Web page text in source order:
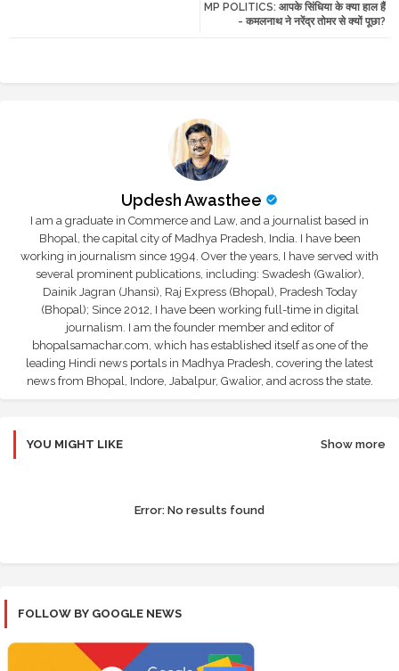
ats
MP POLITICS: आपके सिंधिया के क्या हाल हैं
- कमलनाथ ने नरेंद्र तोमर से क्यों पूछा?
Updesh Awasthee
I am a graduate in Commerce and Law, and a journalist based in
Bhopal, the capital city of Madhya Pradesh, India. I have been
working in journalism since 1994. Over the years, I have served with
several prominent publications, including: Swadesh (Gwalior),
Dainik Jagran (Jhansi), Raj Express (Bhopal), Pradesh Today
(Bhopal); Since 2012, I have been working full-time in digital
journalism. I am the founder member and editor of
bhopalsamachar.com, which has established itself as one of the
leading Hindi news portals in Madhya Pradesh, covering the latest
news from Bhopal, Indore, Jabalpur, Gwalior, and across the state.
YOU MIGHT LIKE Show more
Error: No results found
FOLLOW BY GOOGLE NEWS